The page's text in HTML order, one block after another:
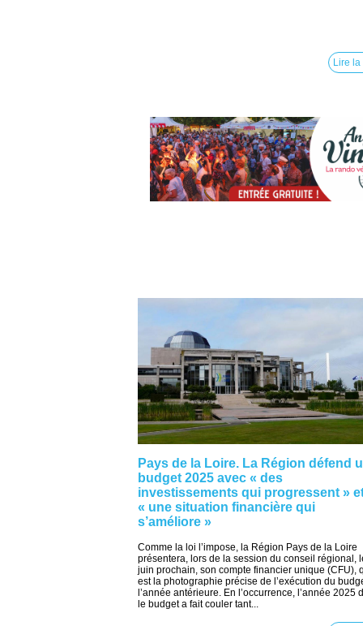
Lire la
Pays de la Loire. La Région défend
budget 2025 avec « des
investissements qui progressent »
« une situation financière qui
s’améliore »
Comme la loi l’impose, la Région Pays de la Loire
présentera, lors de la session du conseil régional,
juin prochain, son compte financier unique (CFU),
est la photographie précise de l’exécution du
l’année antérieure. En l’occurrence, l’année 2025
le budget a fait couler tant...